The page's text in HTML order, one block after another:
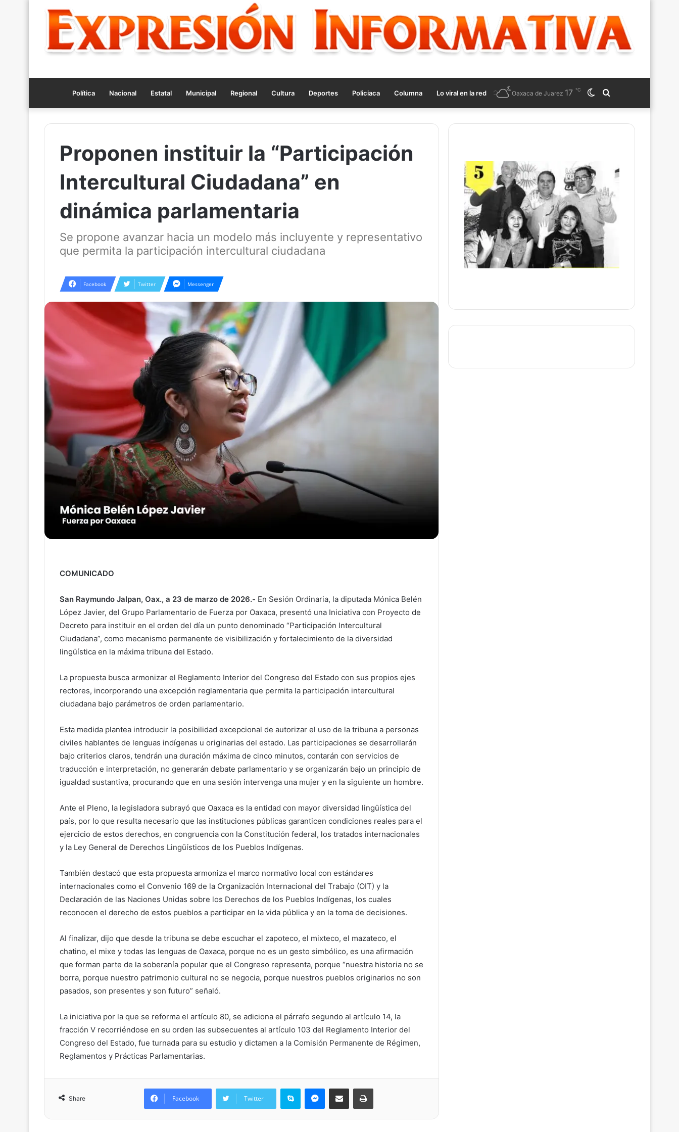
Política Nacional Estatal Municipal Regional Cultura Deportes Policiaca Columna Lo viral en la red Search
for
Switch
skin
Oaxaca de Juarez 17 ℃
Proponen instituir la “Participación
Intercultural Ciudadana” en
dinámica parlamentaria
Se propone avanzar hacia un modelo más incluyente y representativo
que permita la participación intercultural ciudadana
Facebook Twitter Messenger
COMUNICADO
San Raymundo Jalpan, Oax., a 23 de marzo de 2026.- En Sesión Ordinaria, la diputada Mónica Belén
López Javier, del Grupo Parlamentario de Fuerza por Oaxaca, presentó una Iniciativa con Proyecto de
Decreto para instituir en el orden del día un punto denominado “Participación Intercultural
Ciudadana”, como mecanismo permanente de visibilización y fortalecimiento de la diversidad
lingüística en la máxima tribuna del Estado.
La propuesta busca armonizar el Reglamento Interior del Congreso del Estado con sus propios ejes
rectores, incorporando una excepción reglamentaria que permita la participación intercultural
ciudadana bajo parámetros de orden parlamentario.
Esta medida plantea introducir la posibilidad excepcional de autorizar el uso de la tribuna a personas
civiles hablantes de lenguas indígenas u originarias del estado. Las participaciones se desarrollarán
bajo criterios claros, tendrán una duración máxima de cinco minutos, contarán con servicios de
traducción e interpretación, no generarán debate parlamentario y se organizarán bajo un principio de
igualdad sustantiva, procurando que en una sesión intervenga una mujer y en la siguiente un hombre.
Ante el Pleno, la legisladora subrayó que Oaxaca es la entidad con mayor diversidad lingüística del
país, por lo que resulta necesario que las instituciones públicas garanticen condiciones reales para el
ejercicio de estos derechos, en congruencia con la Constitución federal, los tratados internacionales
y la Ley General de Derechos Lingüísticos de los Pueblos Indígenas.
También destacó que esta propuesta armoniza el marco normativo local con estándares
internacionales como el Convenio 169 de la Organización Internacional del Trabajo (OIT) y la
Declaración de las Naciones Unidas sobre los Derechos de los Pueblos Indígenas, los cuales
reconocen el derecho de estos pueblos a participar en la vida pública y en la toma de decisiones.
Al finalizar, dijo que desde la tribuna se debe escuchar el zapoteco, el mixteco, el mazateco, el
chatino, el mixe y todas las lenguas de Oaxaca, porque no es un gesto simbólico, es una afirmación
que forman parte de la soberanía popular que el Congreso representa, porque “nuestra historia no se
borra, porque nuestro patrimonio cultural no se negocia, porque nuestros pueblos originarios no son
pasados, son presentes y son futuro” señaló.
La iniciativa por la que se reforma el artículo 80, se adiciona el párrafo segundo al artículo 14, la
fracción V recorriéndose en su orden las subsecuentes al artículo 103 del Reglamento Interior del
Congreso del Estado, fue turnada para su estudio y dictamen a la Comisión Permanente de Régimen,
Reglamentos y Prácticas Parlamentarias.
Share Facebook Twitter
Skype Messenger
Share via Email Print